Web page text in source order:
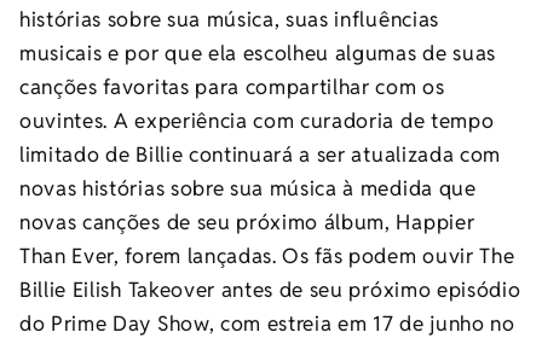
histórias sobre sua música, suas influências
musicais e por que ela escolheu algumas de suas
canções favoritas para compartilhar com os
ouvintes. A experiência com curadoria de tempo
limitado de Billie continuará a ser atualizada com
novas histórias sobre sua música à medida que
novas canções de seu próximo álbum, Happier
Than Ever, forem lançadas. Os fãs podem ouvir The
Billie Eilish Takeover antes de seu próximo episódio
do Prime Day Show, com estreia em 17 de junho no